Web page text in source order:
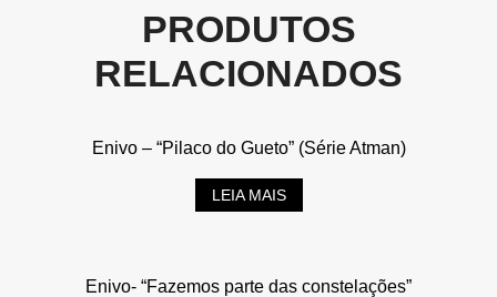
PRODUTOS
RELACIONADOS
Enivo – “Pilaco do Gueto” (Série Atman)
LEIA MAIS
Enivo- “Fazemos parte das constelações”